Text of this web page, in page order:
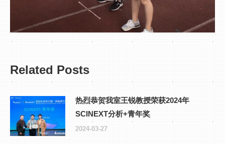
Related Posts
热烈恭贺我室王锐教授荣获2024年
SCINEXT分析+青年奖
2024-03-27